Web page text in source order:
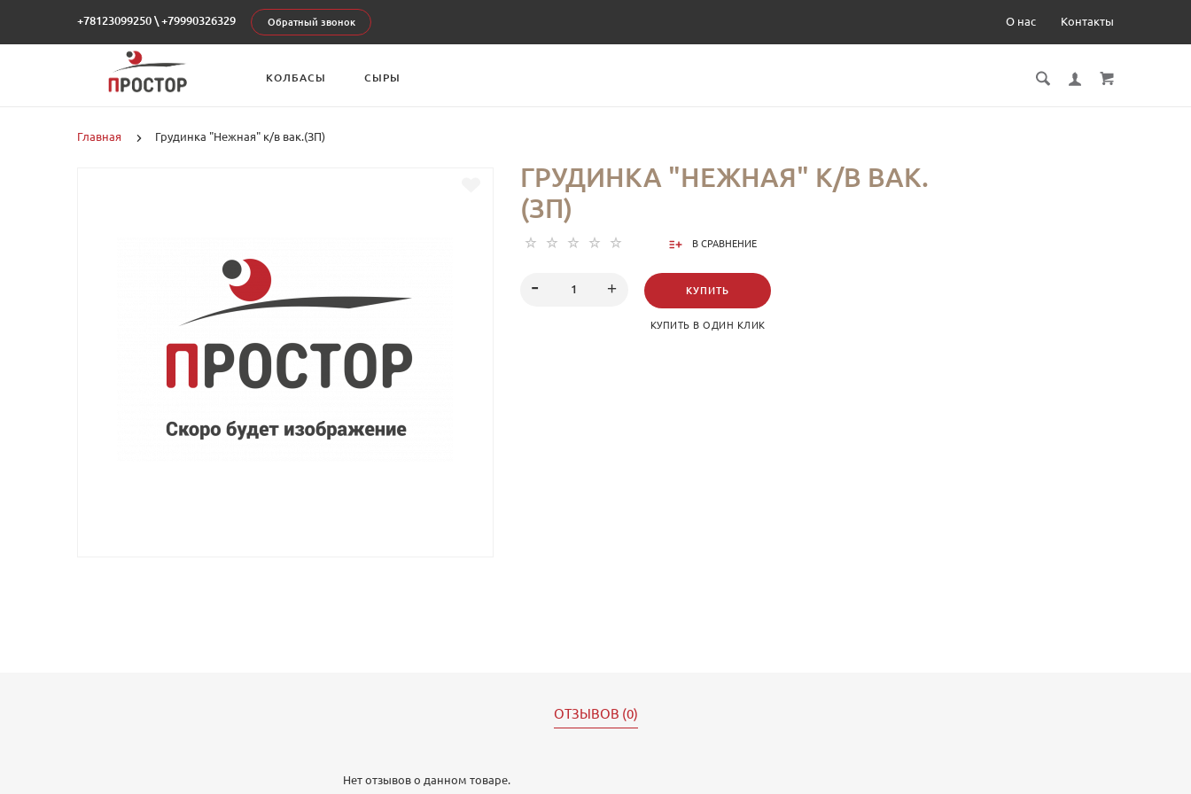
+78123099250 \ +79990326329 Обратный звонок О нас Контакты
КОЛБАСЫ СЫРЫ
Главная Грудинка "Нежная" к/в вак.(ЗП)
ГРУДИНКА "НЕЖНАЯ" К/В ВАК.
(ЗП)
В СРАВНЕНИЕ
КУПИТЬ
КУПИТЬ В ОДИН КЛИК
ОТЗЫВОВ (0)
Нет отзывов о данном товаре.